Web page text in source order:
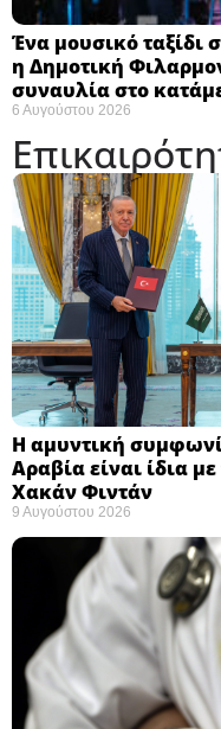
Ένα μουσικό ταξίδι
η Δημοτική
συναυλία στο
6 Αυγούστου 2026
Η αμυντική
Αραβία είναι ίδια
Χακάν Φιντάν ​
9 Αυγούστου 2026